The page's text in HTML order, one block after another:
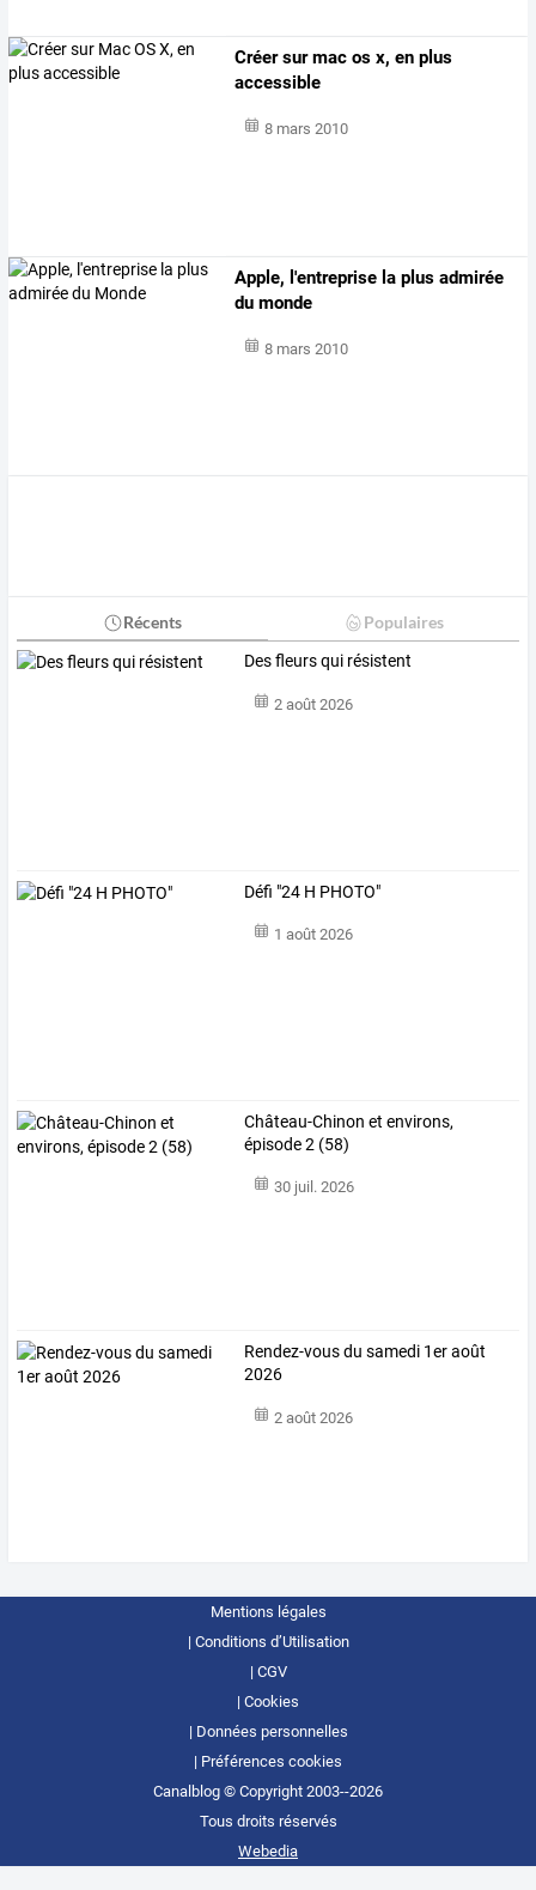
Créer sur mac os x, en plus
accessible
8 mars 2010
Apple, l'entreprise la plus admirée
du monde
8 mars 2010
Récents Populaires
Des fleurs qui résistent
2 août 2026
Défi "24 H PHOTO"
1 août 2026
Château-Chinon et environs,
épisode 2 (58)
30 juil. 2026
Rendez-vous du samedi 1er août
2026
2 août 2026
Mentions légales
Conditions d’Utilisation
CGV
Cookies
Données personnelles
Préférences cookies
Canalblog © Copyright 2003--2026
Tous droits réservés
Webedia